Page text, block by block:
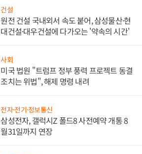
건설
원전 건설 국내외서 속도 붙어, 삼성물산·현
대건설·대우건설에 다가오는 '약속의 시간'
사회
미국 법원 "트럼프 정부 풍력 프로젝트 동결
조치는 위법", 해제 명령 내려
전자·전기·정보통신
삼성전자, 갤럭시Z 폴드8 사전예약 개통 8
월31일까지 연장